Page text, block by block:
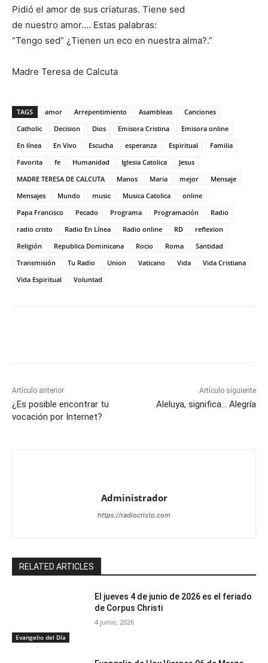
Pidió el amor de sus criaturas. Tiene sed
de nuestro amor…. Estas palabras:
“Tengo sed” ¿Tienen un eco en nuestra alma?.”
Madre Teresa de Calcuta
TAGS amor Arrepentimiento Asambleas
Canciones
Catholic
Decision Dios Emisora Cristina
Emisora online
En línea
En Vivo Escucha esperanza Espiritual
Familia
Favorita
fe Humanidad Iglesia Catolica
Jesus
MADRE TERESA DE CALCUTA
Manos Maria mejor
Mensaje
Mensajes
Mundo music Musica Catolica
online
Papa Francisco
Pecado Programa Programación
Radio
radio cristo
Radio En Línea Radio online RD
reflexion
Religión
Republica Dominicana Rocio Roma
Santidad
Transmisión
Tu Radio Union Vaticano Vida
Vida Cristiana
Vida Espiritual
Voluntad
Artículo anterior
¿Es posible encontrar tu
vocación por Internet?
Artículo siguiente
Aleluya, significa… Alegría
Administrador
https://radiocristo.com
RELATED ARTICLES
Evangelio del Día
El jueves 4 de junio de 2026 es el feriado
de Corpus Christi
4 junio, 2026